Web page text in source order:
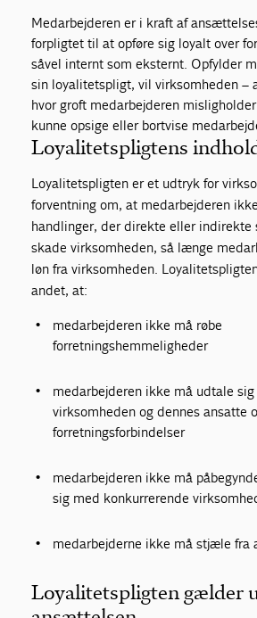
Medarbejderen er i kraft af
forpligtet til at opføre sig loyalt over
såvel internt som eksternt. Opfylder
sin loyalitetspligt, vil virksomheden –
hvor groft medarbejderen
kunne opsige eller bortvise
Loyalitetspligtens
Loyalitetspligten er et udtryk for
forventning om, at medarbejderen
handlinger, der direkte eller indirekte
skade virksomheden, så længe
løn fra virksomheden.
andet, at:
medarbejderen ikke må røbe
forretningshemmeligheder
medarbejderen ikke må udtale
virksomheden og dennes ansatte
forretningsforbindelser
medarbejderen ikke må
sig med konkurrerende
medarbejderne ikke må stjæle fra
Loyalitetspligten gælder